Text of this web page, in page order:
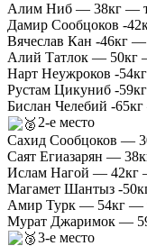
Алим Ниб — 38кг —
Дамир Сообцоков -
Вячеслав Кан -46кг
Алий Татлок — 50кг
Нарт Неужроков -
Рустам Цикуниб -
Бислан Челебий -
2-е место
Сахид Сообцоков —
Саят Егиазарян —
Ислам Нагой — 42кг
Магамет Шантыз -
Амир Турк — 54кг —
Мурат Джаримок —
3-е место